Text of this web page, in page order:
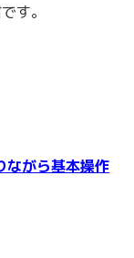
す。
ながら基本操作